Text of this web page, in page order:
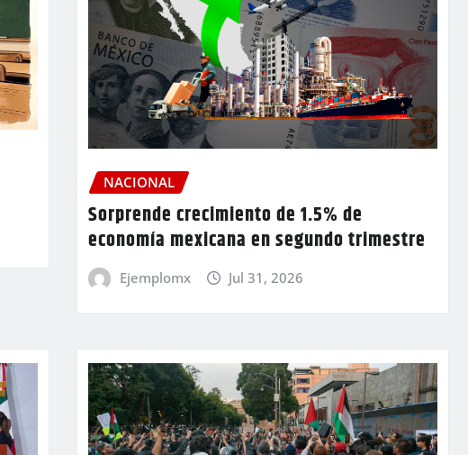
NACIONAL
Sorprende crecimiento de 1.5% de
economía mexicana en segundo trimestre
Ejemplomx Jul 31, 2026